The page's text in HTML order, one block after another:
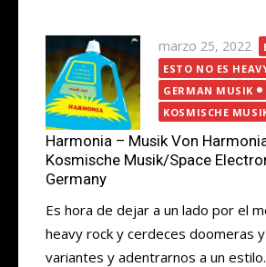
Publicada
el
marzo 25, 2022
ESTO NO ES
GERMAN MUSIK
KOSMISCHE
Harmonia – Musik Von
Kosmische Musik/Space
Germany
Es hora de dejar a un lado por el
heavy rock y cerdeces doomeras
variantes y adentrarnos a un